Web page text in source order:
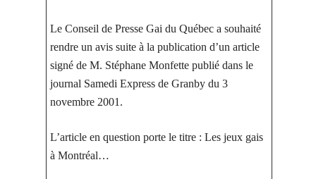
Le Conseil de Presse Gai du Québec a souhaité
rendre un avis suite à la publication d’un article
signé de M. Stéphane Monfette publié dans le
journal Samedi Express de Granby du 3
novembre 2001.
L’article en question porte le titre : Les jeux gais
à Montréal…